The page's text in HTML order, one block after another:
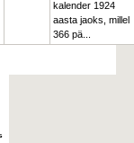
kalender 1924
aasta jaoks, millel
366 pä...